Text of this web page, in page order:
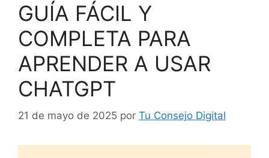
GUÍA FÁCIL Y
COMPLETA PARA
APRENDER A USAR
CHATGPT
21 de mayo de 2025 por Tu Consejo Digital